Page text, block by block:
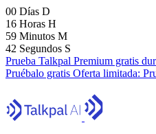
00 Días D
16 Horas H
59 Minutos M
40 Segundos S
Prueba Talkpal Premium gratis
Pruébalo gratis Oferta limitada: